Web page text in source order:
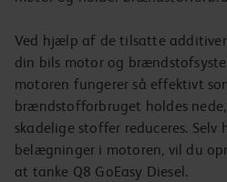
Ved hjælp af de tilsatte additiver
din bils motor og
motoren fungerer så effektivt
brændstofforbruget holdes
skadelige stoffer reduceres. Selv
belægninger i motoren, vil du
at tanke Q8 GoEasy Diesel.